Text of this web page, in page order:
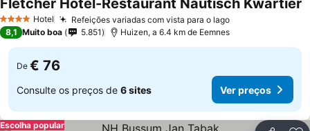
4 EstrelasHotel Refeições variadas com vista para o lago
Fletcher Hotel-Restaurant Nautisch Kwartier
8,1 Muito boa 5.851 Huizen, a 6.4 km de Eemnes
De € 76
Consulte os preços de 6 sites Ver preços
Escolha popular